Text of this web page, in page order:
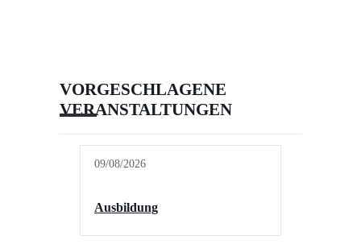
VORGESCHLAGENE
VERANSTALTUNGEN
09/08/2026
Ausbildung